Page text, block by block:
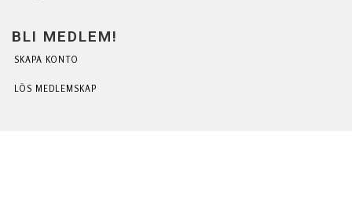
BLI MEDLEM!
SKAPA KONTO
LÖS MEDLEMSKAP